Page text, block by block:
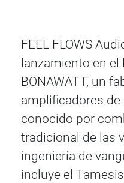
FEEL FLOWS
lanzamiento en el
BONAWATT, un
amplificadores de
conocido por
tradicional de las
ingeniería de
incluye el